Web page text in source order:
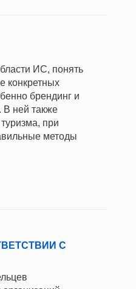
ИС, понять
конкретных
брендинг и
В ней также
при
методы
С